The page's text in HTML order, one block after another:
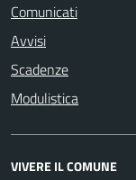
Comunicati
Avvisi
Scadenze
Modulistica
VIVERE IL COMUNE